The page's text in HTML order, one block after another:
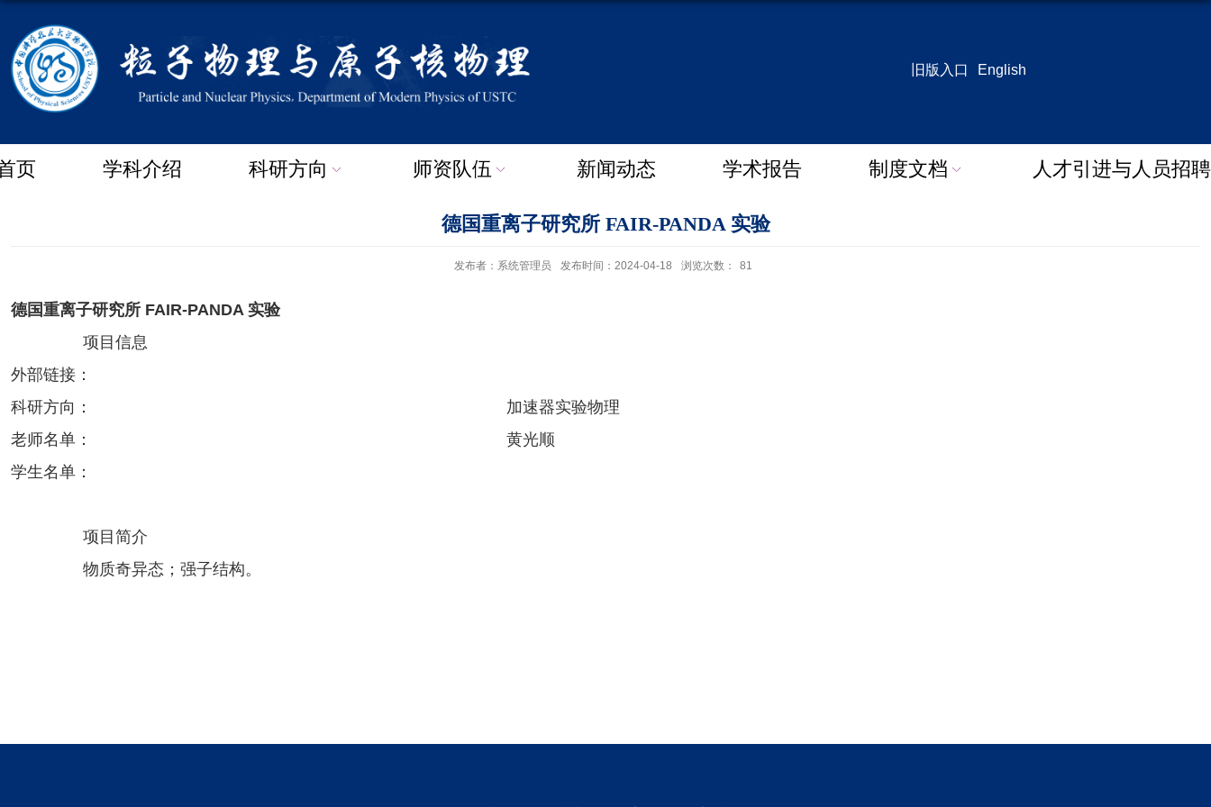
旧版入口 English
页 学科介绍 科研方向 师资队伍 新闻动态 学术报告 制度文档 人才引进与人员招聘
德国重离子研究所 FAIR-PANDA 实验
发布者：系统管理员 发布时间：2024-04-18 浏览次数： 81
德国重离子研究所 FAIR-PANDA 实验
项目信息
外部链接：
科研方向：
加速器实验物理
老师名单：
黄光顺
学生名单：
项目简介
物质奇异态；强子结构。